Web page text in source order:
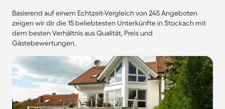
Basierend auf einem Echtzeit-Vergleich von 245 Angeboten
zeigen wir dir die 15 beliebtesten Unterkünfte in Stockach mit
dem besten Verhältnis aus Qualität, Preis und
Gästebewertungen.